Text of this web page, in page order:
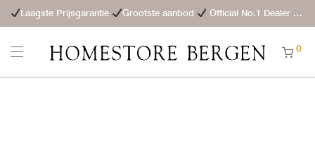
Laagste Prijsgarantie Grootste aanbod Official No.1 Dealer
0